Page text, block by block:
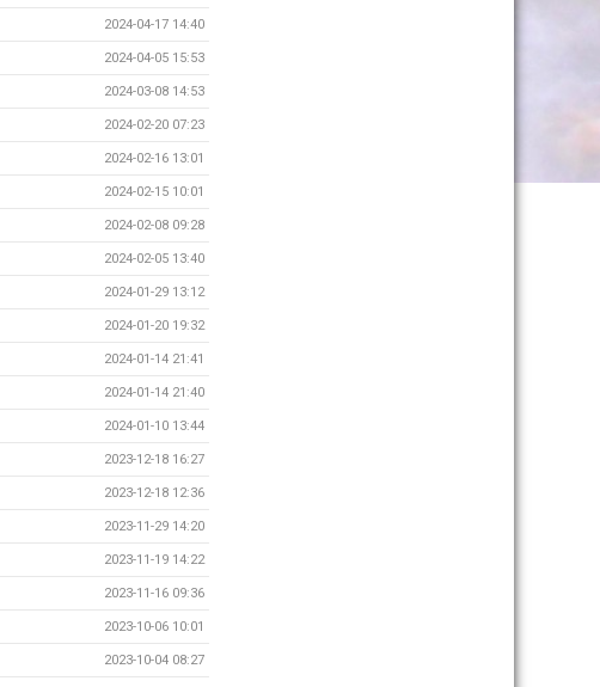
2024-04-17 14:40
2024-04-05 15:53
2024-03-08 14:53
2024-02-20 07:23
2024-02-16 13:01
2024-02-15 10:01
2024-02-08 09:28
2024-02-05 13:40
2024-01-29 13:12
2024-01-20 19:32
2024-01-14 21:41
2024-01-14 21:40
2024-01-10 13:44
2023-12-18 16:27
2023-12-18 12:36
2023-11-29 14:20
2023-11-19 14:22
2023-11-16 09:36
2023-10-06 10:01
2023-10-04 08:27